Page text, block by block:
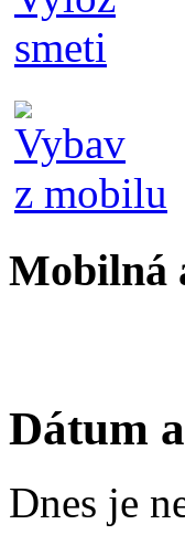
Mobilná
Dátum
Dnes je